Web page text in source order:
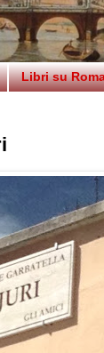
Libri su